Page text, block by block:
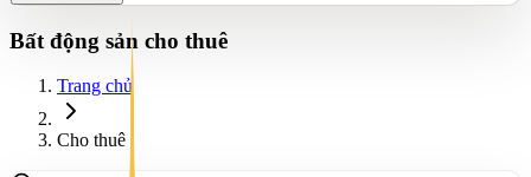
Bất động sản cho thuê
Trang chủ
Cho thuê